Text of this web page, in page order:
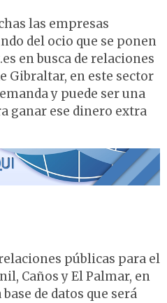
las empresas
del ocio que se ponen
en busca de relaciones
Gibraltar, en este sector
y puede ser una
ganar ese dinero extra
públicas para el
Caños y El Palmar, en
de datos que será